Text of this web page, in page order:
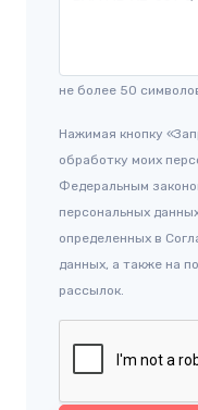
не более 50
Нажимая кнопку
обработку моих
Федеральным
персональных
определенных в
данных, а также на
рассылок.